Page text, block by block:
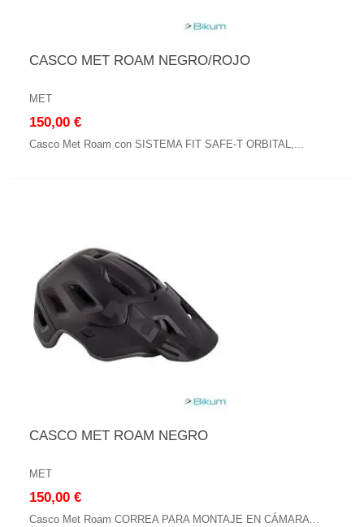
CASCO MET ROAM NEGRO/ROJO
MET
150,00 €
Casco Met Roam con SISTEMA FIT SAFE-T ORBITAL,...
CASCO MET ROAM NEGRO
MET
150,00 €
Casco Met Roam CORREA PARA MONTAJE EN CÁMARA...